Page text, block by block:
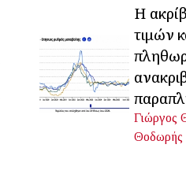
Η
τιμών
Γιώργος
Θοδωρής